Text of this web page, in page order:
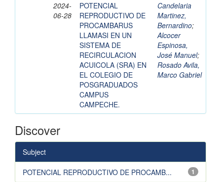
2024-
06-28
POTENCIAL
REPRODUCTIVO DE
PROCAMBARUS
LLAMASI EN UN
SISTEMA DE
RECIRCULACION
ACUICOLA (SRA) EN
EL COLEGIO DE
POSGRADUADOS
CAMPUS
CAMPECHE.
Candelaria
Martinez,
Bernardino;
Alcocer
Espinosa,
José Manuel;
Rosado Avila,
Marco Gabriel
Discover
Subject
1
POTENCIAL REPRODUCTIVO DE PROCAMB...